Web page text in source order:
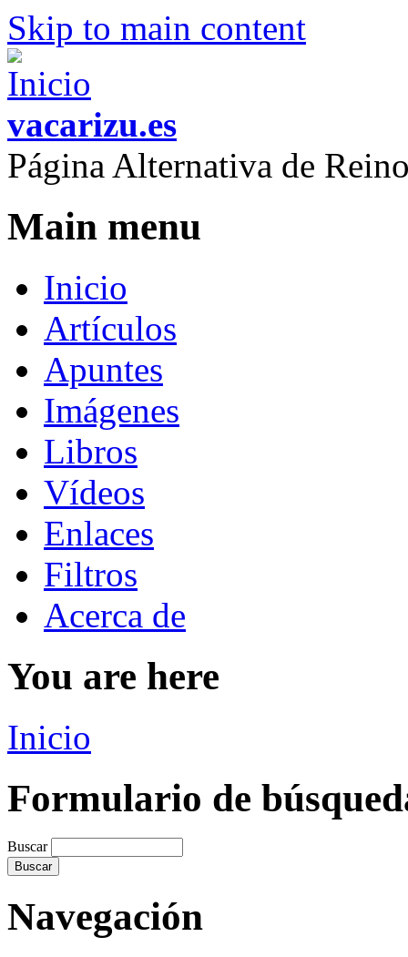
Skip to main content
vacarizu.es
Página Alternativa de
Main menu
Inicio
Artículos
Apuntes
Imágenes
Libros
Vídeos
Enlaces
Filtros
Acerca de
You are here
Inicio
Formulario de
Buscar
Navegación